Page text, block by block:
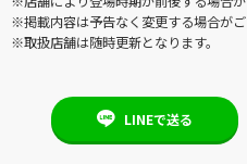
※掲載内容は予告なく変更する場合がご
※取扱店舗は随時更新となります。
LINEで送る